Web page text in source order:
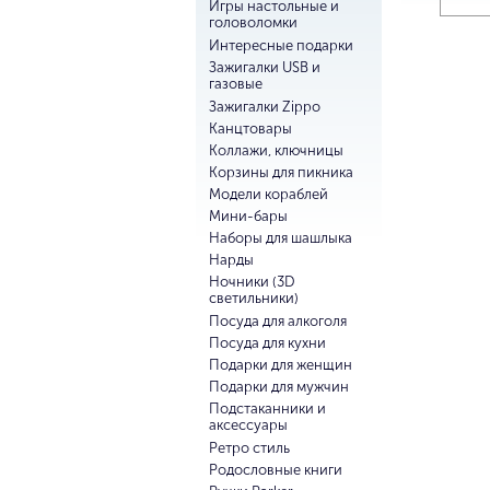
Игры настольные и
головоломки
Интересные подарки
Зажигалки USB и
газовые
Зажигалки Zippo
Канцтовары
Коллажи, ключницы
Корзины для пикника
Модели кораблей
Мини-бары
Наборы для шашлыка
Нарды
Ночники (3D
светильники)
Посуда для алкоголя
Посуда для кухни
Подарки для женщин
Подарки для мужчин
Подстаканники и
аксессуары
Ретро стиль
Родословные книги